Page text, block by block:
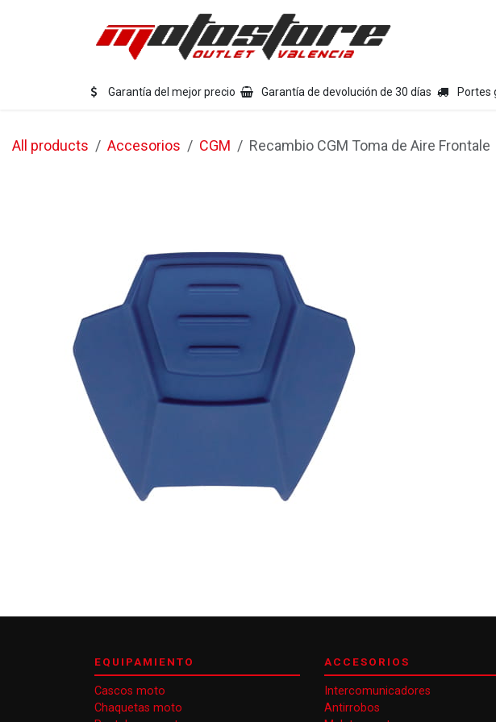
Equipamiento moto
Garantía del mejor precio Garantía de devolución de 30 días Portes
All products Accesorios CGM Recambio CGM Toma de Aire Frontale
EQUIPAMIENTO
Cascos moto
Chaquetas moto
ACCESORIOS
Intercomunicadores
Antirrobos